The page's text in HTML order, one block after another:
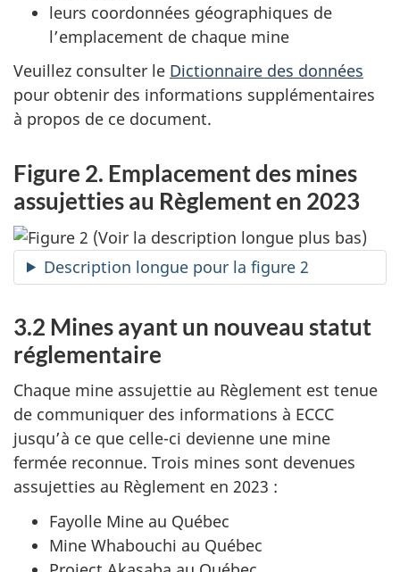
leurs coordonnées géographiques de
l’emplacement de chaque mine
Veuillez consulter le Dictionnaire des données
pour obtenir des informations supplémentaires
à propos de ce document.
Figure 2. Emplacement des mines
assujetties au Règlement en 2023
Description longue pour la figure 2
3.2 Mines ayant un nouveau statut
réglementaire
Chaque mine assujettie au Règlement est tenue
de communiquer des informations à ECCC
jusqu’à ce que celle-ci devienne une mine
fermée reconnue. Trois mines sont devenues
assujetties au Règlement en 2023 :
Fayolle Mine au Québec
Mine Whabouchi au Québec